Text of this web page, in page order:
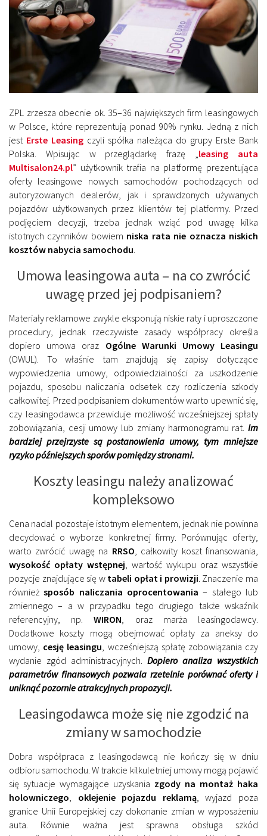
ZPL zrzesza obecnie ok. 35–36 największych firm leasingowych
w Polsce, które reprezentują ponad 90% rynku. Jedną z nich
jest Erste Leasing czyli spółka należąca do grupy Erste Bank
Polska. Wpisując w przeglądarkę frazę „leasing auta
Multisalon24.pl” użytkownik trafia na platformę prezentująca
oferty leasingowe nowych samochodów pochodzących od
autoryzowanych dealerów, jak i sprawdzonych używanych
pojazdów użytkowanych przez klientów tej platformy. Przed
podjęciem decyzji, trzeba jednak wziąć pod uwagę kilka
istotnych czynników bowiem niska rata nie oznacza niskich
kosztów nabycia samochodu.
Umowa leasingowa auta – na co zwrócić
uwagę przed jej podpisaniem?
Materiały reklamowe zwykle eksponują niskie raty i uproszczone
procedury, jednak rzeczywiste zasady współpracy określa
dopiero umowa oraz Ogólne Warunki Umowy Leasingu
(OWUL). To właśnie tam znajdują się zapisy dotyczące
wypowiedzenia umowy, odpowiedzialności za uszkodzenie
pojazdu, sposobu naliczania odsetek czy rozliczenia szkody
całkowitej. Przed podpisaniem dokumentów warto upewnić się,
czy leasingodawca przewiduje możliwość wcześniejszej spłaty
zobowiązania, cesji umowy lub zmiany harmonogramu rat. Im
bardziej przejrzyste są postanowienia umowy, tym mniejsze
ryzyko późniejszych sporów pomiędzy stronami.
Koszty leasingu należy analizować
kompleksowo
Cena nadal pozostaje istotnym elementem, jednak nie powinna
decydować o wyborze konkretnej firmy. Porównując oferty,
warto zwrócić uwagę na RRSO, całkowity koszt finansowania,
wysokość opłaty wstępnej, wartość wykupu oraz wszystkie
pozycje znajdujące się w tabeli opłat i prowizji. Znaczenie ma
równieżsposób naliczania oprocentowania – stałego lub
zmiennego – a w przypadku tego drugiego także wskaźnik
referencyjny, np.WIRON, oraz marża leasingodawcy.
Dodatkowe koszty mogą obejmować opłaty za aneksy do
umowy, cesję leasingu, wcześniejszą spłatę zobowiązania czy
wydanie zgód administracyjnych. Dopiero analiza wszystkich
parametrów finansowych pozwala rzetelnie porównać oferty i
uniknąć pozornie atrakcyjnych propozycji.
Leasingodawca może się nie zgodzić na
zmiany w samochodzie
Dobra współpraca z leasingodawcą nie kończy się w dniu
odbioru samochodu. W trakcie kilkuletniej umowy mogą pojawić
się sytuacje wymagające uzyskania zgody na montaż haka
holowniczego, oklejenie pojazdu reklamą, wyjazd poza
granice Unii Europejskiej czy dokonanie zmian w wyposażeniu
auta. Równie ważna jest sprawna obsługa szkód